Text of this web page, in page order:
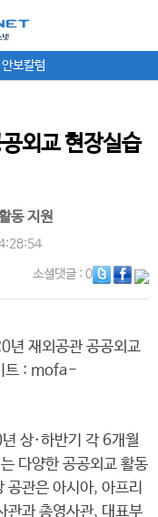
안보칼럼
외교 현장실습
동 지원
소셜댓글: 0
년 재외공관 공공외교
트 : mofa-
상·하반기 각 6개월
다양한 공공외교 활동
공관은 아시아, 아프리
과 총영사관, 대표부